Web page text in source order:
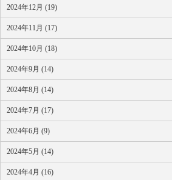
2024年12月 (19)
2024年11月 (17)
2024年10月 (18)
2024年9月 (14)
2024年8月 (14)
2024年7月 (17)
2024年6月 (9)
2024年5月 (14)
2024年4月 (16)